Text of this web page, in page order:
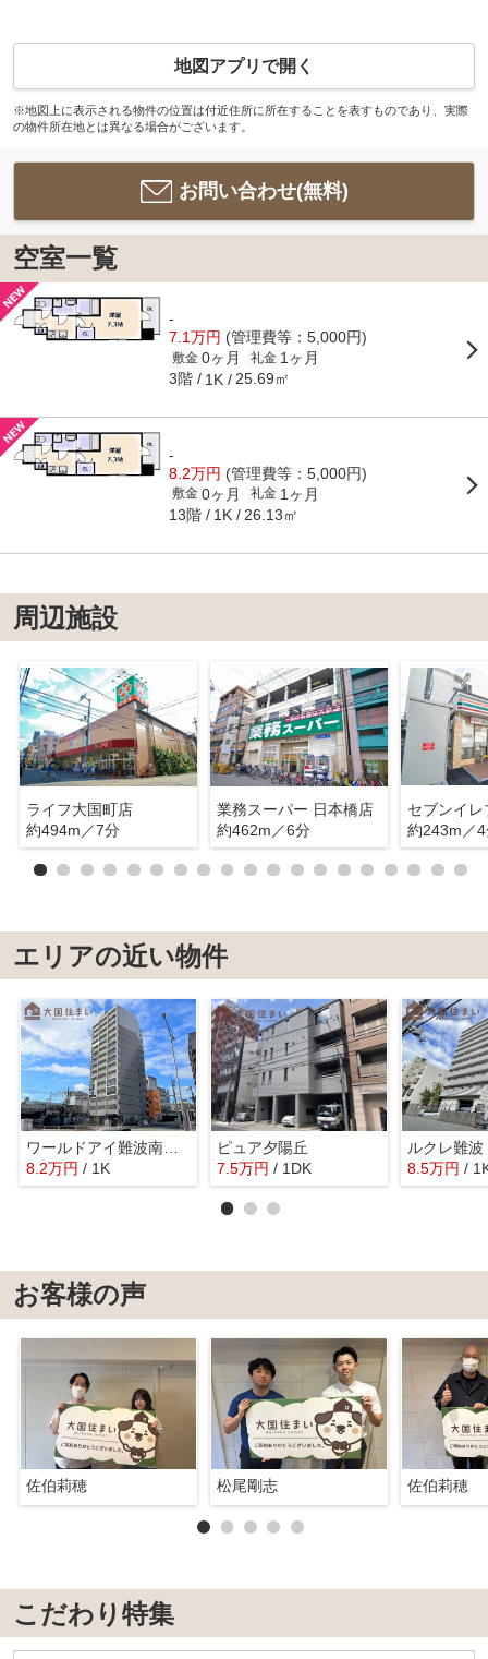
地図アプリで開く
※地図上に表示される物件の位置は付近住所に所在することを表すものであり、実際
の物件所在地とは異なる場合がございます。
お問い合わせ(無料)
空室一覧
-
7.1万円 (管理費等：5,000円)
敷金 0ヶ月 礼金 1ヶ月
3階 1K 25.69㎡
-
8.2万円 (管理費等：5,000円)
敷金 0ヶ月 礼金 1ヶ月
13階 1K 26.13㎡
周辺施設
ライフ大国町店
約494m／7分
業務スーパー 日本橋店
約462m／6分
約243m／
エリアの近い物件
ワールドアイ難波南ポルタ
8.2万円 / 1K
ピュア夕陽丘
7.5万円 / 1DK
ルクレ難波
8.5万円 /
お客様の声
佐伯莉穂 松尾剛志 佐伯莉穂
こだわり特集